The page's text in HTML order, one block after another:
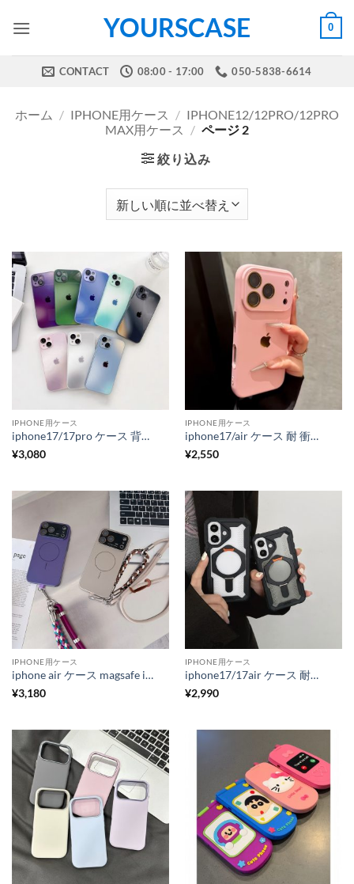
YOURSCASE 0
CONTACT 08:00 - 17:00 050-5838-6614
ホーム / IPHONE用ケース / IPHONE12/12PRO/12PRO
MAX用ケース
/ ページ 2
絞り込み
IPHONE用ケース
iphone17/17pro ケース 背面 ガラス かわいい iphone エアー/17promax ケース グラデーション iphone16/16plus/16pro ケース カメラ保護 iphone15pro ケース おしゃれ
¥3,080
IPHONE用ケース
iphone17/air ケース 耐 衝撃 最強 iphone17pro/17promax ケース シリコン iphone16pro/16plus ケース シンプル 可愛い iphone16/15/14 ケース カメラ 保護
¥2,550
IPHONE用ケース
iphone air ケース magsafe iphone17/17pro ケース ショルダー iphone17promax ケース カメラ 保護 iphone16/16plus ストラップ 付 ケース スマホケース 大人 可愛い
¥3,180
IPHONE用ケース
iphone17/17air ケース 耐衝撃 最強 クリア iphone17pro ケース iphone16/16pro ケース スタンド 付き 韓国 スマホ ケース 衝撃 吸収 iphone15/14/13 ケース おすすめ メンズ
¥2,990